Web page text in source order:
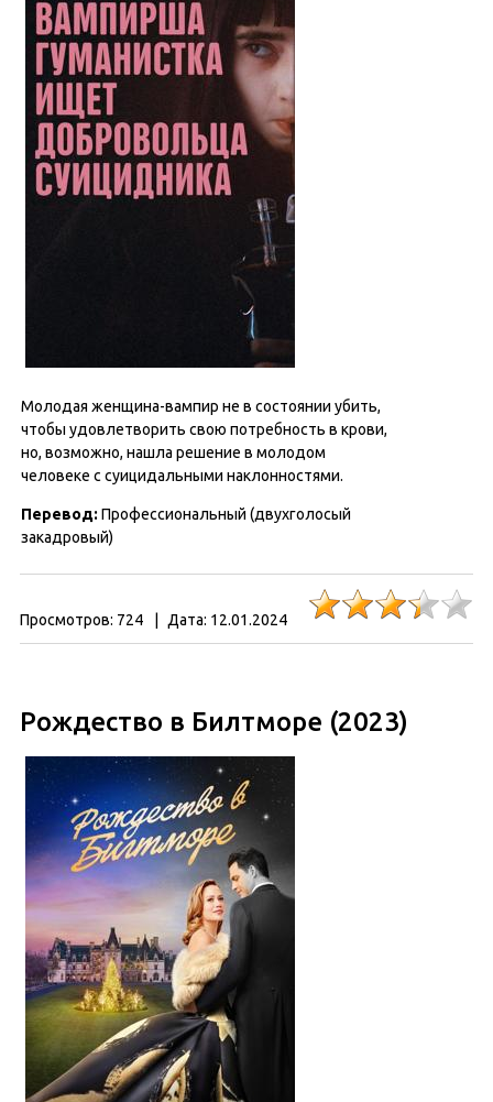
Молодая женщина-вампир не в состоянии убить,
чтобы удовлетворить свою потребность в крови,
но, возможно, нашла решение в молодом
человеке с суицидальными наклонностями.
Перевод: Профессиональный (двухголосый
закадровый)
Просмотров: 724 Дата: 12.01.2024
Рождество в Билтморе (2023)